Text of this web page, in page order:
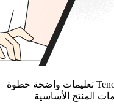
توفر أدلة الفيديو الخاصة بـ Tenorshare تعليمات واضحة خطوة
المنتج الأساسية